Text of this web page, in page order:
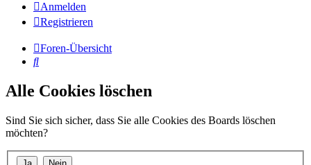
Anmelden
Registrieren
Foren-Übersicht
Suche
Alle Cookies löschen
Sind Sie sich sicher, dass Sie alle Cookies des Boards löschen
möchten?